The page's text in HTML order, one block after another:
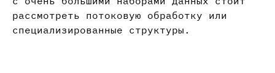
рассмотреть потоковую обработку или
специализированные структуры.